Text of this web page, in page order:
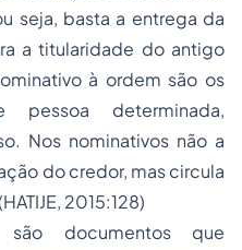
seja, basta a entrega da
a titularidade do antigo
à ordem são os
determinada,
Nos nominativos não a
do credor, mas circula
2015:128)
documentos que